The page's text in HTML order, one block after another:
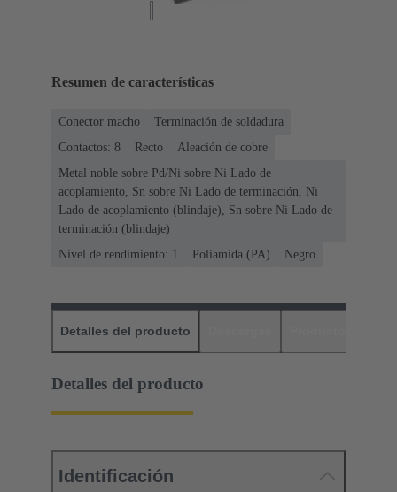
Resumen de características
Conector macho
Terminación de soldadura
Contactos: 8
Recto
Aleación de cobre
Metal noble sobre Pd/Ni sobre Ni Lado de
acoplamiento, Sn sobre Ni Lado de terminación, Ni
Lado de acoplamiento (blindaje), Sn sobre Ni Lado de
terminación (blindaje)
Nivel de rendimiento: 1
Poliamida (PA) Negro
Detalles del producto
Detalles del producto
Identificación